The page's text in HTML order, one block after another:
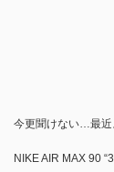
今更聞けない…最近
NIKE AIR MAX 90